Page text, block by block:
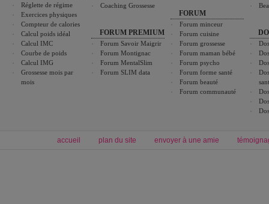
Réglette de régime
Exercices physiques
Compteur de calories
Calcul poids idéal
Calcul IMC
Courbe de poids
Calcul IMG
Grossesse mois par
mois
Coaching Grossesse
FORUM PREMIUM
Forum Savoir Maigrir
Forum Montignac
Forum MentalSlim
Forum SLIM data
FORUM
Forum minceur
Forum cuisine
Forum grossesse
Forum maman bébé
Forum psycho
Forum forme santé
Forum beauté
Forum communauté
accueil plan du site envoyer à une amie